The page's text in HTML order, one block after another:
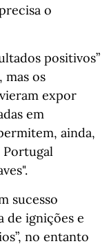
o
positivos”
mas os
expor
em
ainda,
Portugal
sucesso
de ignições e
no entanto